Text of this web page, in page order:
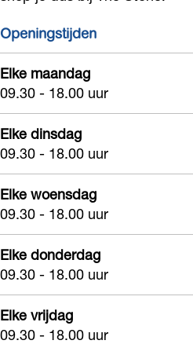
Openingstijden
Elke maandag
09.30 - 18.00 uur
Elke dinsdag
09.30 - 18.00 uur
Elke woensdag
09.30 - 18.00 uur
Elke donderdag
09.30 - 18.00 uur
Elke vrijdag
09.30 - 18.00 uur